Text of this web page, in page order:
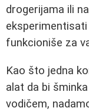
drogerijama ili
funkcioniše za
Kao što jedna
alat da bi
vodičem,